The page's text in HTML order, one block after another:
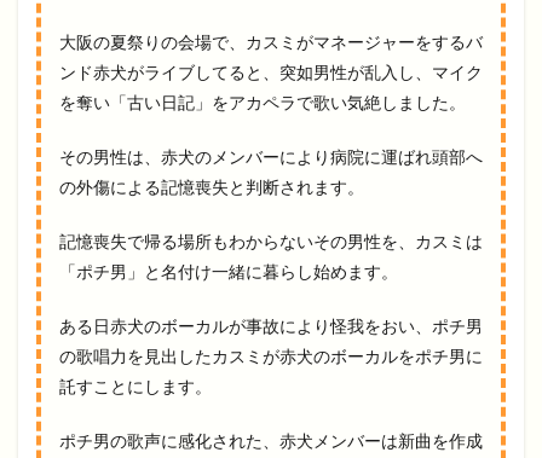
大阪の夏祭りの会場で、カスミがマネージャーをするバ
ンド赤犬がライブしてると、突如男性が乱入し、マイク
を奪い「古い日記」をアカペラで歌い気絶しました。
その男性は、赤犬のメンバーにより病院に運ばれ頭部へ
の外傷による記憶喪失と判断されます。
記憶喪失で帰る場所もわからないその男性を、カスミは
「ポチ男」と名付け一緒に暮らし始めます。
ある日赤犬のボーカルが事故により怪我をおい、ポチ男
の歌唱力を見出したカスミが赤犬のボーカルをポチ男に
託すことにします。
ポチ男の歌声に感化された、赤犬メンバーは新曲を作成